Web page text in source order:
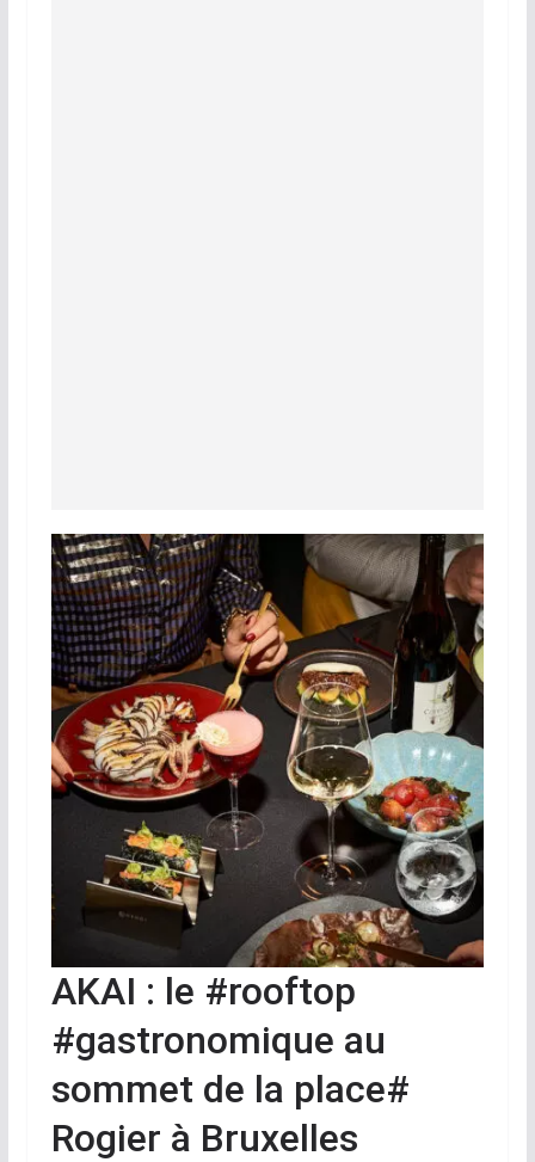
AKAI : le #rooftop
#gastronomique au
sommet de la place#
Rogier à Bruxelles